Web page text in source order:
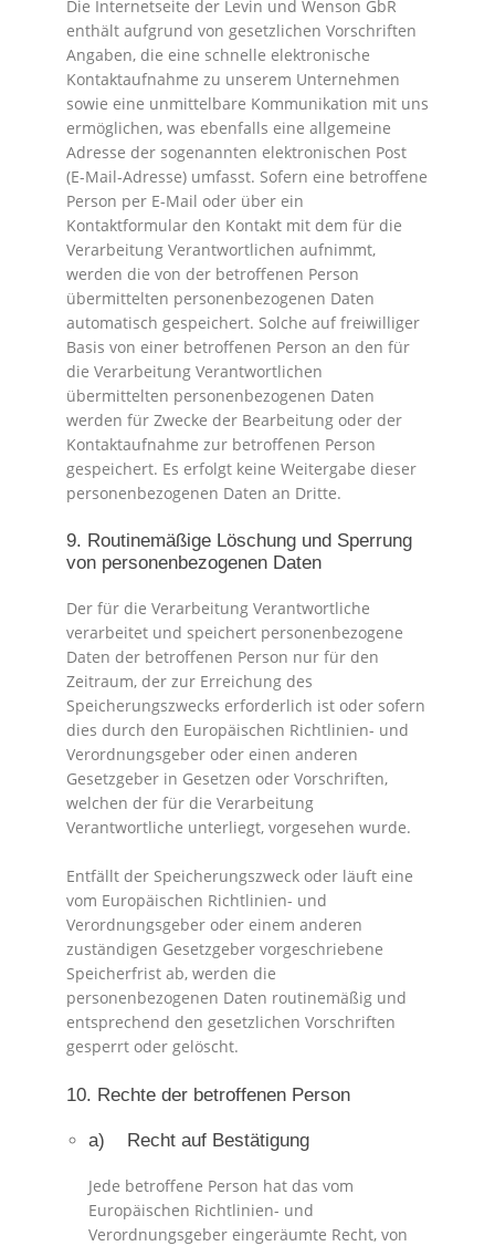
Die Internetseite der Levin und Wenson GbR
enthält aufgrund von gesetzlichen Vorschriften
Angaben, die eine schnelle elektronische
Kontaktaufnahme zu unserem Unternehmen
sowie eine unmittelbare Kommunikation mit uns
ermöglichen, was ebenfalls eine allgemeine
Adresse der sogenannten elektronischen Post
(E-Mail-Adresse) umfasst. Sofern eine betroffene
Person per E-Mail oder über ein
Kontaktformular den Kontakt mit dem für die
Verarbeitung Verantwortlichen aufnimmt,
werden die von der betroffenen Person
übermittelten personenbezogenen Daten
automatisch gespeichert. Solche auf freiwilliger
Basis von einer betroffenen Person an den für
die Verarbeitung Verantwortlichen
übermittelten personenbezogenen Daten
werden für Zwecke der Bearbeitung oder der
Kontaktaufnahme zur betroffenen Person
gespeichert. Es erfolgt keine Weitergabe dieser
personenbezogenen Daten an Dritte.
9. Routinemäßige Löschung und Sperrung
von personenbezogenen Daten
Der für die Verarbeitung Verantwortliche
verarbeitet und speichert personenbezogene
Daten der betroffenen Person nur für den
Zeitraum, der zur Erreichung des
Speicherungszwecks erforderlich ist oder sofern
dies durch den Europäischen Richtlinien- und
Verordnungsgeber oder einen anderen
Gesetzgeber in Gesetzen oder Vorschriften,
welchen der für die Verarbeitung
Verantwortliche unterliegt, vorgesehen wurde.
Entfällt der Speicherungszweck oder läuft eine
vom Europäischen Richtlinien- und
Verordnungsgeber oder einem anderen
zuständigen Gesetzgeber vorgeschriebene
Speicherfrist ab, werden die
personenbezogenen Daten routinemäßig und
entsprechend den gesetzlichen Vorschriften
gesperrt oder gelöscht.
10. Rechte der betroffenen Person
a) Recht auf Bestätigung
Jede betroffene Person hat das vom
Europäischen Richtlinien- und
Verordnungsgeber eingeräumte Recht, von